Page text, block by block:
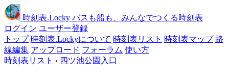
時刻表.Locky バスも船も、みんなでつくる時刻表
ログイン ユーザー登録
トップ 時刻表.Lockyについて 時刻表リスト 時刻表マップ 路
線編集 アップロード フォーラム 使い方
時刻表リスト › 四ツ池公園入口